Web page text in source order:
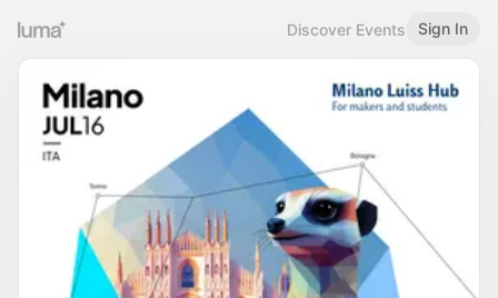
Discover Events Sign In